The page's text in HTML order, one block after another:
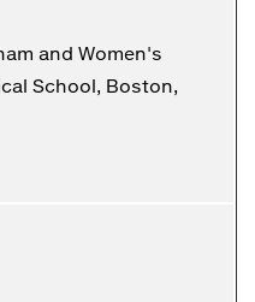
and Women's
School, Boston,